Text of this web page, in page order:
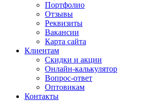
Портфолио
Отзывы
Реквизиты
Вакансии
Карта сайта
Клиентам
Скидки и акции
Онлайн-калькулятор
Вопрос-ответ
Оптовикам
Контакты